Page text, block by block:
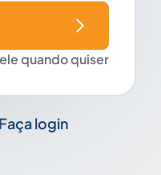
quando quiser
Faça login